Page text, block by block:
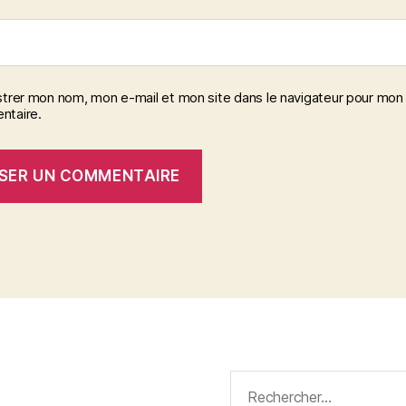
mon nom, mon e-mail et mon site dans le navigateur pour mon